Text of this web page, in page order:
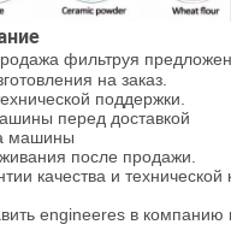
фильтруя
на заказ.
поддержки.
перед доставкой
машины
после продажи.
качества и технической
engineeres в компанию